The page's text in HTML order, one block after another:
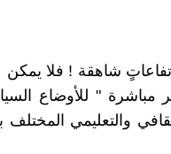
شاهقة ! فلا
" للأوضاع
والتعليمي المختلف